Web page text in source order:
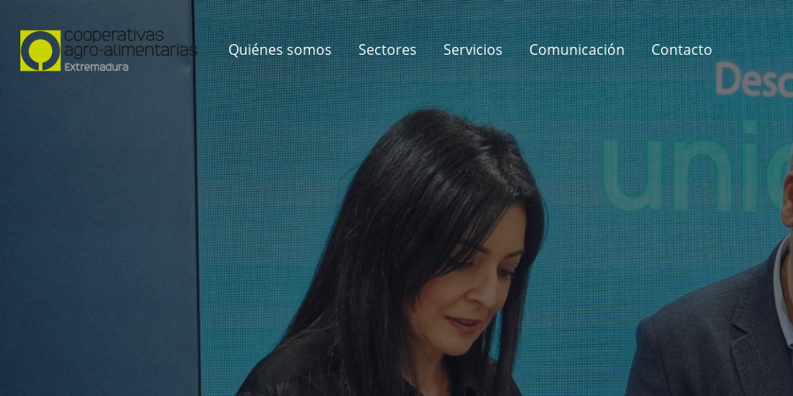
Quiénes somos Sectores Servicios Comunicación Contacto